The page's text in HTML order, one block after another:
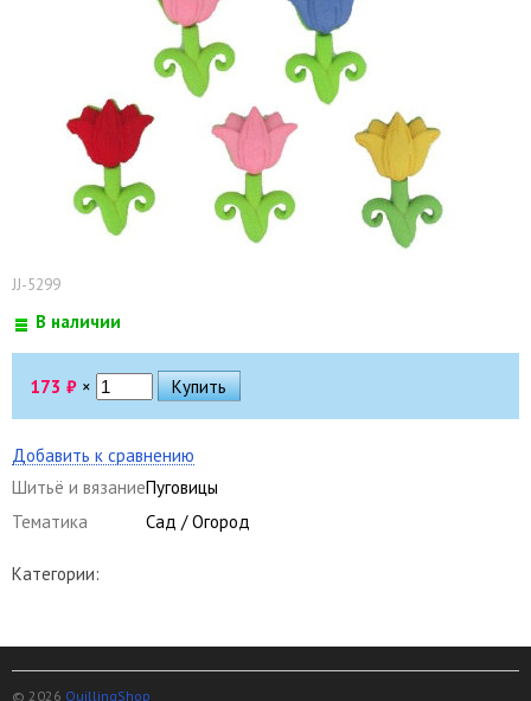
JJ-5299
В наличии
173 ₽ ×
Добавить к сравнению
Шитьё и вязаниеПуговицы
Тематика
Сад / Огород
Категории:
© 2026 QuillingShop